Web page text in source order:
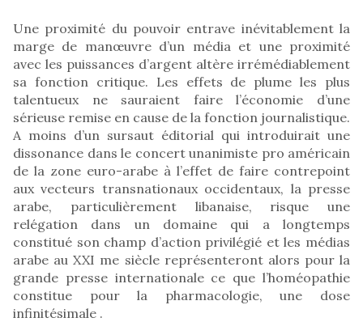
Une proximité du pouvoir entrave inévitablement la
marge de manœuvre d’un média et une proximité
avec les puissances d’argent altère irrémédiablement
sa fonction critique. Les effets de plume les plus
talentueux ne sauraient faire l’économie d’une
sérieuse remise en cause de la fonction journalistique.
A moins d’un sursaut éditorial qui introduirait une
dissonance dans le concert unanimiste pro américain
de la zone euro-arabe à l’effet de faire contrepoint
aux vecteurs transnationaux occidentaux, la presse
arabe, particulièrement libanaise, risque une
relégation dans un domaine qui a longtemps
constitué son champ d’action privilégié et les médias
arabe au XXI me siècle représenteront alors pour la
grande presse internationale ce que l’homéopathie
constitue pour la pharmacologie, une dose
infinitésimale .